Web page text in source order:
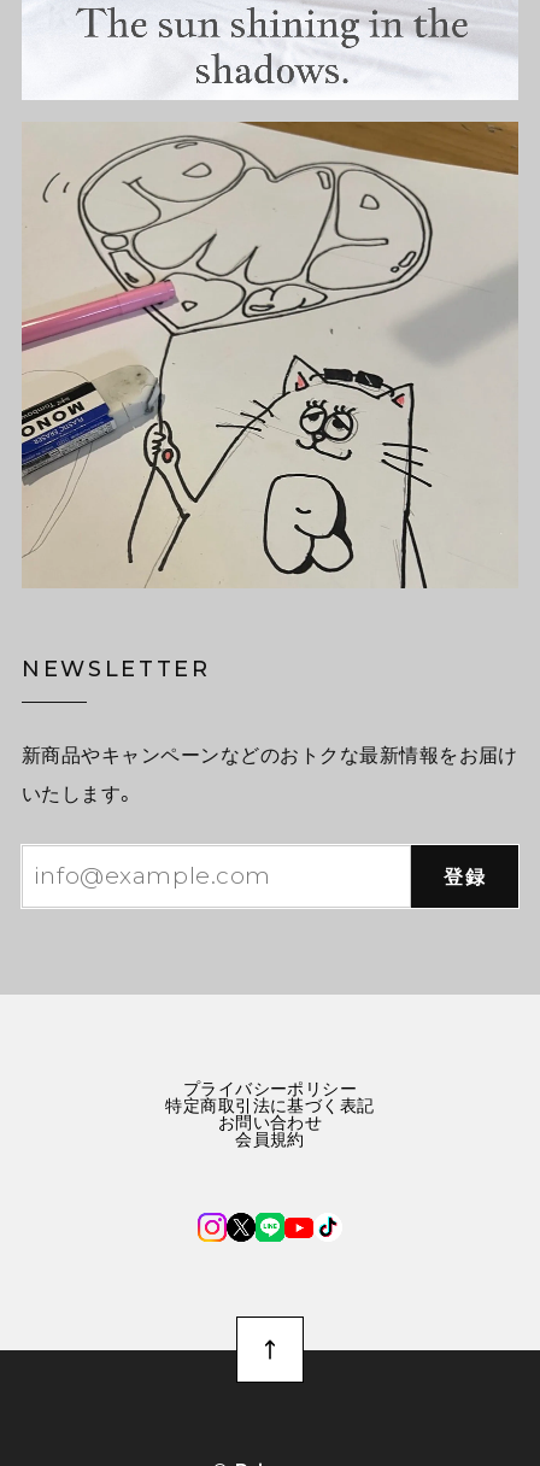
NEWSLETTER
新商品やキャンペーンなどのおトクな最新情報をお届け
いたします。
登録
プライバシーポリシー
特定商取引法に基づく表記
お問い合わせ
会員規約